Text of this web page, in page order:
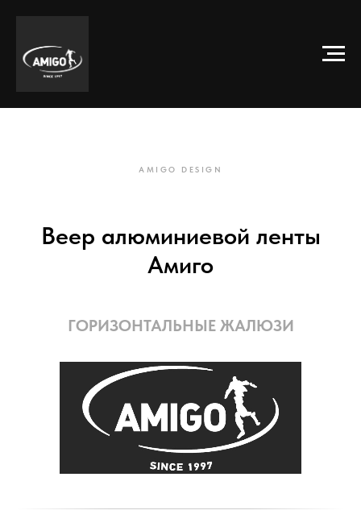
AMIGO DESIGN
Веер алюминиевой ленты
Амиго
ГОРИЗОНТАЛЬНЫЕ ЖАЛЮЗИ